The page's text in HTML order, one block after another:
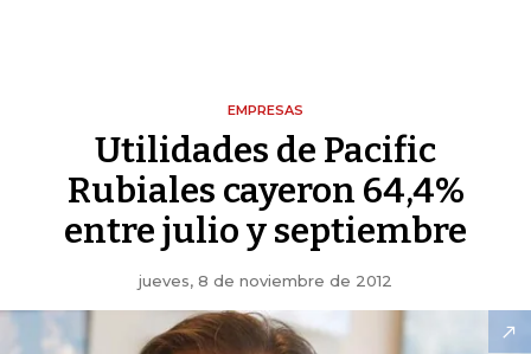
EMPRESAS
Utilidades de Pacific
Rubiales cayeron 64,4%
entre julio y septiembre
jueves, 8 de noviembre de 2012